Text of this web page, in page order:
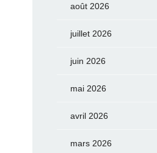
août 2026
juillet 2026
juin 2026
mai 2026
avril 2026
mars 2026